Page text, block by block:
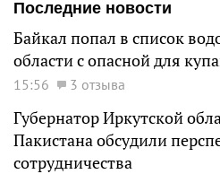
Последние новости
Байкал попал в список
области с опасной для
15:56 3 отзыва
Губернатор Иркутской
Пакистана обсудили
сотрудничества